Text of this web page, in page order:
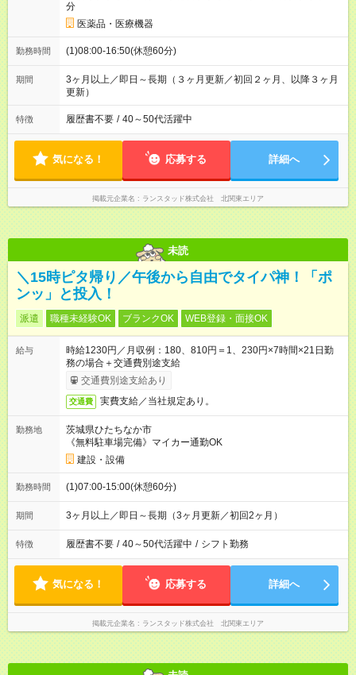
分
医薬品・医療機器
勤務時間 (1)08:00-16:50(休憩60分)
期間
3ヶ月以上／即日～長期（３ヶ月更新／初回２ヶ月、以降３ヶ月
更新）
特徴 履歴書不要 / 40～50代活躍中
気になる！ 応募する 詳細へ
掲載元企業名 ランスタッド株式会社 北関東エリア
未読
＼15時ピタ帰り／午後から自由でタイパ神！「ポ
ンッ」と投入！
派遣 職種未経験OK ブランクOK WEB登録・面接OK
給与
時給1230円／月収例：180、810円＝1、230円×7時間×21日勤
務の場合＋交通費別途支給
交通費別途支給あり
交通費 実費支給／当社規定あり。
勤務地
茨城県ひたちなか市
《無料駐車場完備》マイカー通勤OK
建設・設備
勤務時間 (1)07:00-15:00(休憩60分)
期間 3ヶ月以上／即日～長期（3ヶ月更新／初回2ヶ月）
特徴 履歴書不要 / 40～50代活躍中 / シフト勤務
気になる！ 応募する 詳細へ
掲載元企業名 ランスタッド株式会社 北関東エリア